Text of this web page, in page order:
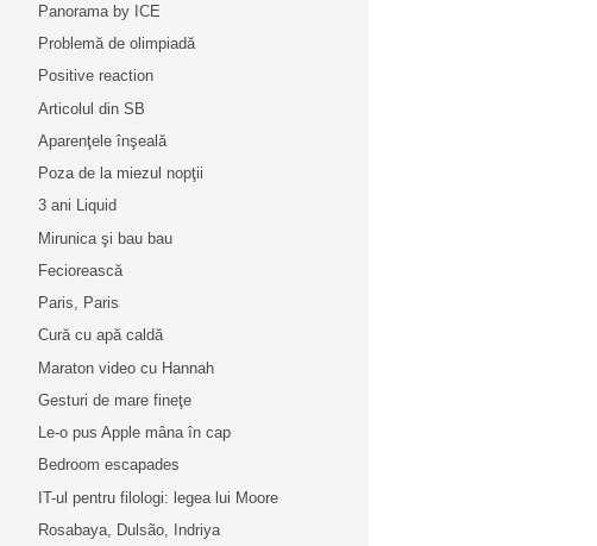
Panorama by ICE
Problemă de olimpiadă
Positive reaction
Articolul din SB
Aparenţele înşeală
Poza de la miezul nopţii
3 ani Liquid
Mirunica şi bau bau
Feciorească
Paris, Paris
Cură cu apă caldă
Maraton video cu Hannah
Gesturi de mare fineţe
Le-o pus Apple mâna în cap
Bedroom escapades
IT-ul pentru filologi: legea lui Moore
Rosabaya, Dulsão, Indriya